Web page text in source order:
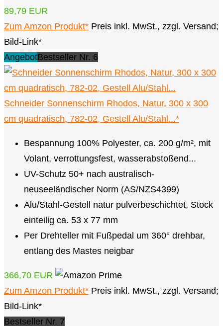
89,79 EUR
Zum Amzon Produkt* Preis inkl. MwSt., zzgl. Versand;
Bild-Link*
AngebotBestseller Nr. 6
Schneider Sonnenschirm Rhodos, Natur, 300 x 300
cm quadratisch, 782-02, Gestell Alu/Stahl...*
Bespannung 100% Polyester, ca. 200 g/m², mit
Volant, verrottungsfest, wasserabstoßend...
UV-Schutz 50+ nach australisch-
neuseeländischer Norm (AS/NZS4399)
Alu/Stahl-Gestell natur pulverbeschichtet, Stock
einteilig ca. 53 x 77 mm
Per Drehteller mit Fußpedal um 360° drehbar,
entlang des Mastes neigbar
366,70 EUR
Zum Amzon Produkt* Preis inkl. MwSt., zzgl. Versand;
Bild-Link*
Bestseller Nr. 7